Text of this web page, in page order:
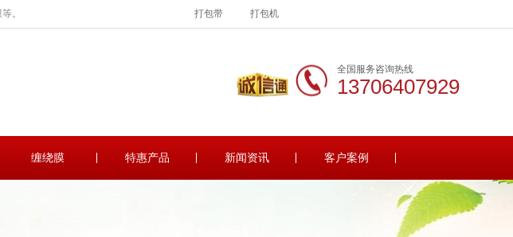
。 打包带 打包机
全国服务咨询热线
13706407929
缠绕膜 特惠产品 新闻资讯 客户案例